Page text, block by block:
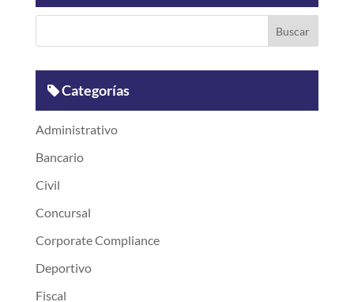
Categorías
Administrativo
Bancario
Civil
Concursal
Corporate Compliance
Deportivo
Fiscal